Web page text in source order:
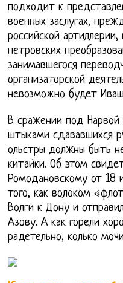
подходит к
военных заслугах,
российской артиллерии,
петровских
занимавшегося
организаторской
невозможно будет
В сражении под Нарвой
штыками сдававшихся
ольстры должны быть
китайки. Об этом
Ромодановскому от 18
того, как волоком
Волги к Дону и
Азову. А как горели
радетельно, колько